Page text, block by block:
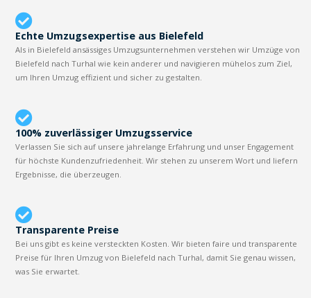
Echte Umzugsexpertise aus Bielefeld
Als in Bielefeld ansässiges Umzugsunternehmen verstehen wir Umzüge von
Bielefeld nach Turhal wie kein anderer und navigieren mühelos zum Ziel,
um Ihren Umzug effizient und sicher zu gestalten.
100% zuverlässiger Umzugsservice
Verlassen Sie sich auf unsere jahrelange Erfahrung und unser Engagement
für höchste Kundenzufriedenheit. Wir stehen zu unserem Wort und liefern
Ergebnisse, die überzeugen.
Transparente Preise
Bei uns gibt es keine versteckten Kosten. Wir bieten faire und transparente
Preise für Ihren Umzug von Bielefeld nach Turhal, damit Sie genau wissen,
was Sie erwartet.